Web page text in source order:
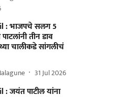
: भाजपचे सलग 5
तीन डाव
चालीकडे सांगलीचं
31 Jul 2026
: जयंत पाटील यांना